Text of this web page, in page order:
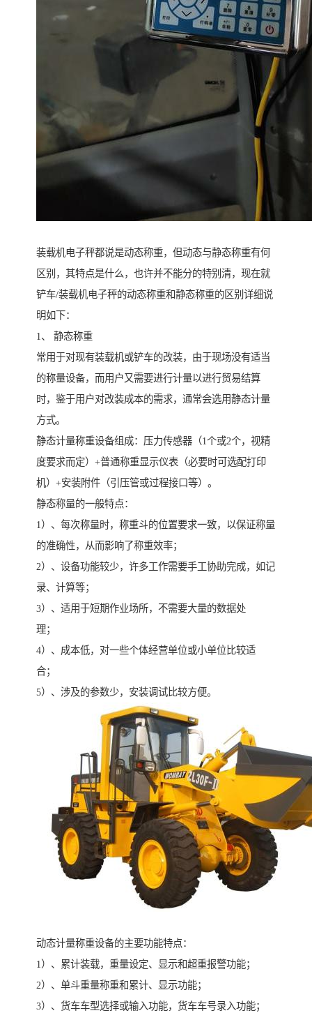
装载机电子秤都说是动态称重，但动态与静态称重有何
区别，其特点是什么，也许并不能分的特别清，现在就
铲车/装载机电子秤的动态称重和静态称重的区别详细说
明如下：
1、 静态称重
常用于对现有装载机或铲车的改装，由于现场没有适当
的称量设备，而用户又需要进行计量以进行贸易结算
时，鉴于用户对改装成本的需求，通常会选用静态计量
方式。
静态计量称重设备组成：压力传感器（1个或2个，视精
度要求而定）+普通称重显示仪表（必要时可选配打印
机）+安装附件（引压管或过程接口等）。
静态称量的一般特点：
1）、每次称量时，称重斗的位置要求一致，以保证称量
的准确性，从而影响了称重效率；
2）、设备功能较少，许多工作需要手工协助完成，如记
录、计算等；
3）、适用于短期作业场所，不需要大量的数据处
理；
4）、成本低，对一些个体经营单位或小单位比较适
合；
5）、涉及的参数少，安装调试比较方便。
动态计量称重设备的主要功能特点：
1）、累计装载，重量设定、显示和超重报警功能；
2）、单斗重量称重和累计、显示功能；
3）、货车车型选择或输入功能，货车车号录入功能；